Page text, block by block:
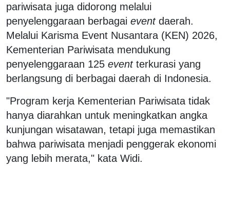
pariwisata juga didorong melalui
penyelenggaraan berbagai eventdaerah.
Melalui Karisma Event Nusantara (KEN) 2026,
Kementerian Pariwisata mendukung
penyelenggaraan 125 eventterkurasi yang
berlangsung di berbagai daerah di Indonesia.
"Program kerja Kementerian Pariwisata tidak
hanya diarahkan untuk meningkatkan angka
kunjungan wisatawan, tetapi juga memastikan
bahwa pariwisata menjadi penggerak ekonomi
yang lebih merata," kata Widi.